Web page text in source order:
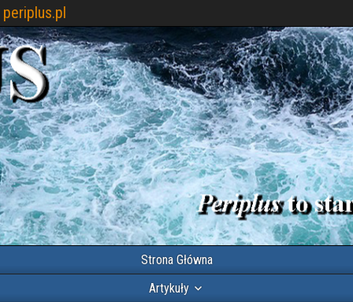
periplus.pl
Strona Główna
Artykuły